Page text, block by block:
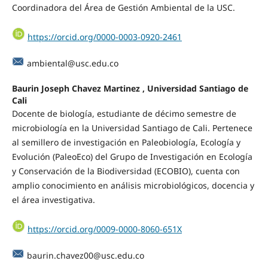
Coordinadora del Área de Gestión Ambiental de la USC.
https://orcid.org/0000-0003-0920-2461
ambiental@usc.edu.co
Baurin Joseph Chavez Martinez , Universidad Santiago de
Cali
Docente de biología, estudiante de décimo semestre de
microbiología en la Universidad Santiago de Cali. Pertenece
al semillero de investigación en Paleobiología, Ecología y
Evolución (PaleoEco) del Grupo de Investigación en Ecología
y Conservación de la Biodiversidad (ECOBIO), cuenta con
amplio conocimiento en análisis microbiológicos, docencia y
el área investigativa.
https://orcid.org/0009-0000-8060-651X
baurin.chavez00@usc.edu.co